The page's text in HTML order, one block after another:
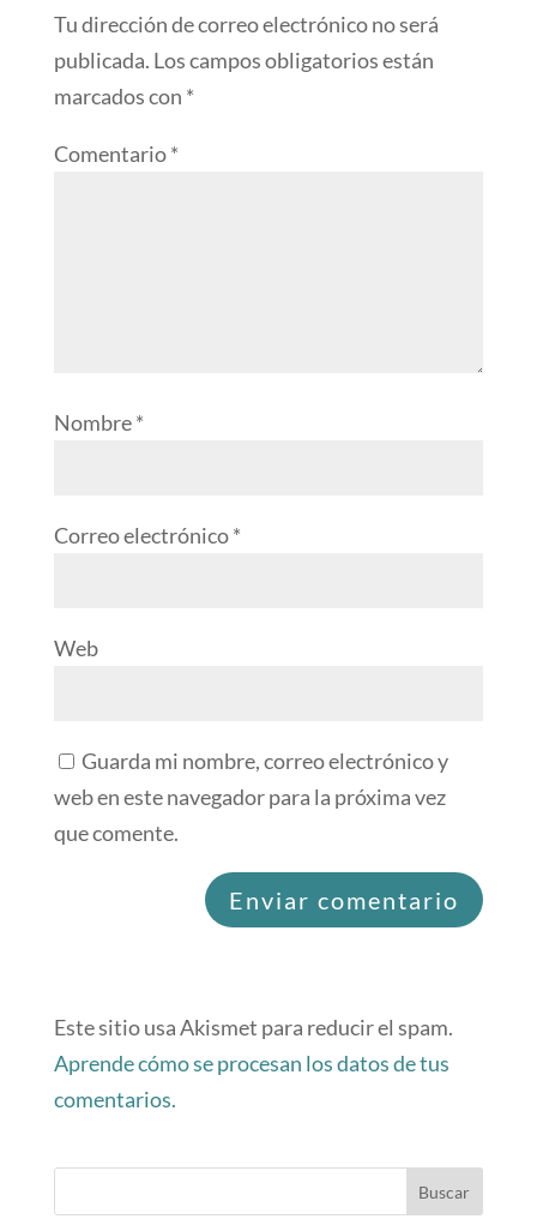
Tu dirección de correo electrónico no será
publicada. Los campos obligatorios están
marcados con *
Comentario*
Nombre*
Correo electrónico*
Web
Guarda mi nombre, correo electrónico y
web en este navegador para la próxima vez
que comente.
Este sitio usa Akismet para reducir el spam.
Aprende cómo se procesan los datos de tus
comentarios.